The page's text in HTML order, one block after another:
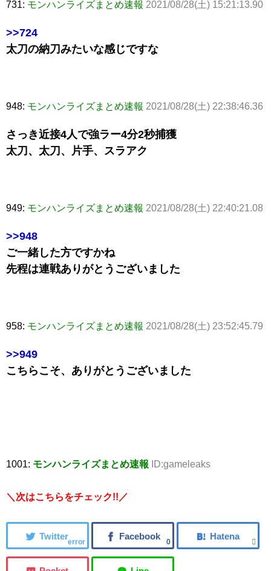
731: モンハンライズまとめ速報 2021/08/28(土) 15:21:13.90
>>724
太刀の納刀みたいな感じですな
948: モンハンライズまとめ速報 2021/08/28(土) 22:38:46.36
さっき近接4人で強ラー4分2秒捕獲
太刀、太刀、片手、スラアク
949: モンハンライズまとめ速報 2021/08/28(土) 22:40:21.08
>>948
ご一緒した方ですかね
先程は連戦ありがとうございました
958: モンハンライズまとめ速報 2021/08/28(土) 23:52:45.79
>>949
こちらこそ、ありがとうございました
1001: モンハンライズまとめ速報 ID:gameleaks
＼次はこちらをチェック!!／
error 0